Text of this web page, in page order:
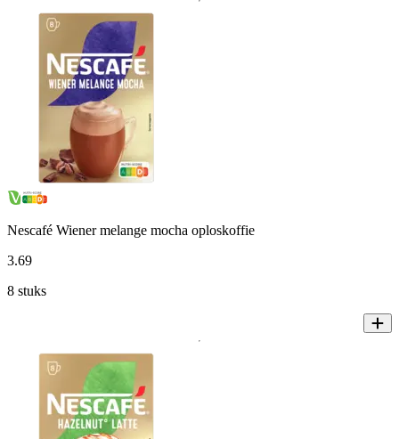
Nescafé Wiener melange mocha oploskoffie
3.69
8 stuks